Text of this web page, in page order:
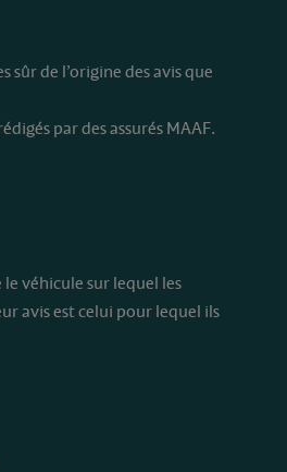
sûr de l’origine des avis que
par des assurés MAAF.
véhicule sur lequel les
avis est celui pour lequel ils